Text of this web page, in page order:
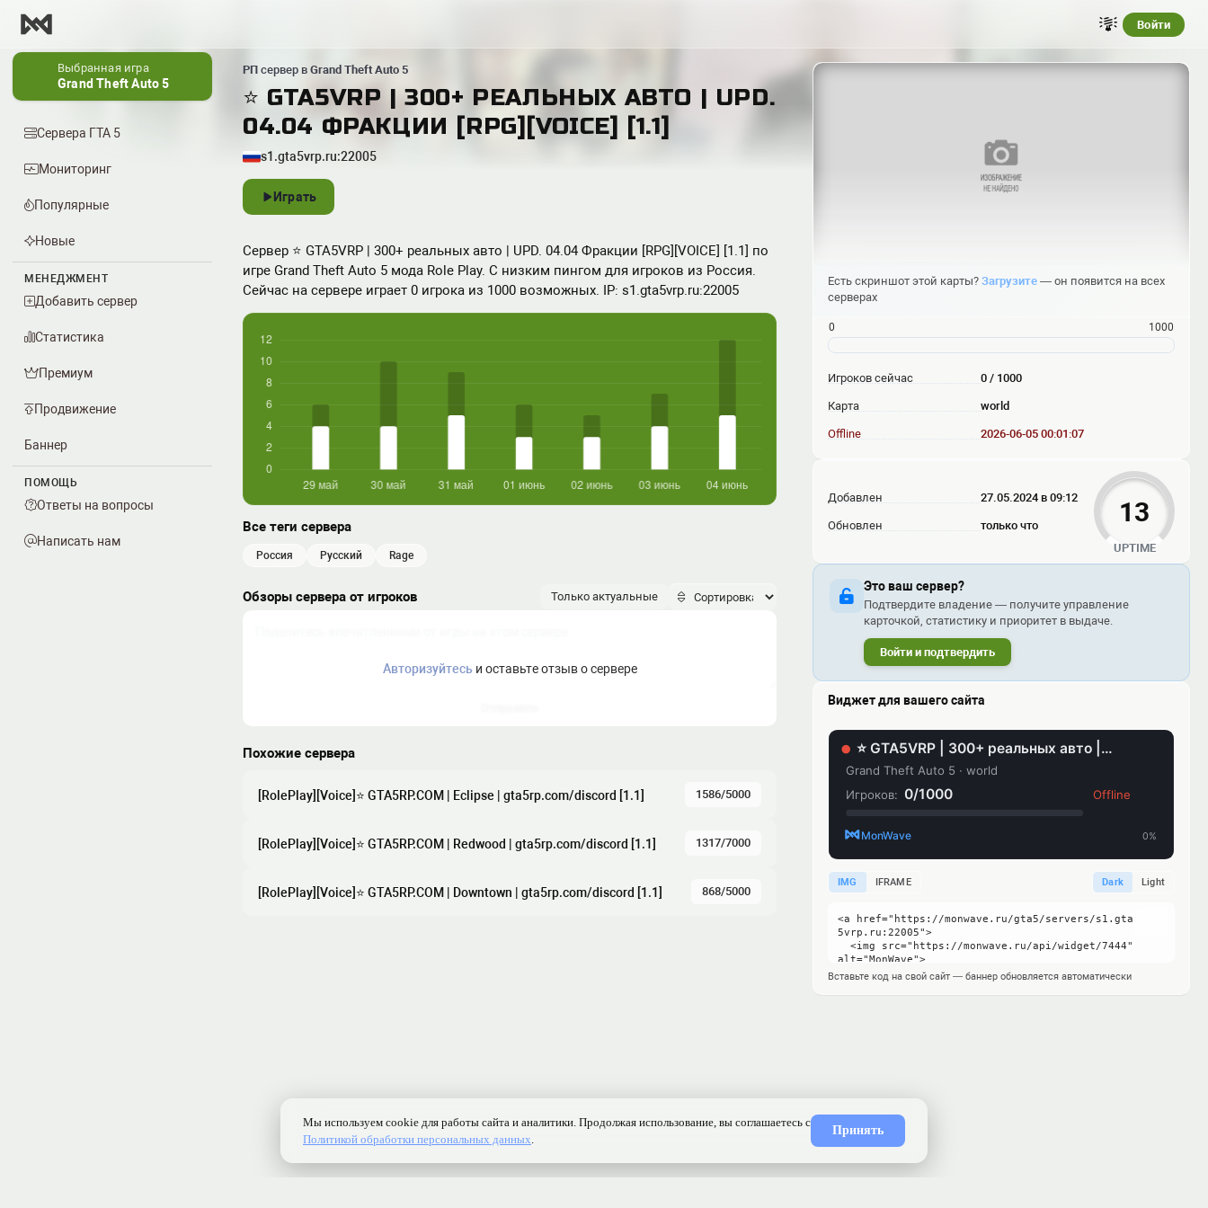
Войти
Выбранная игра
Grand Theft Auto 5
Сервера ГТА 5
Мониторинг
Популярные
Новые
МЕНЕДЖМЕНТ
Добавить сервер
Статистика
Премиум
Продвижение
Баннер
ПОМОЩЬ
Ответы на вопросы
Написать нам
РП сервер в Grand Theft Auto 5
⭐ GTA5VRP | 300+ РЕАЛЬНЫХ АВТО | UPD.
04.04 ФРАКЦИИ [RPG][VOICE] [1.1]
s1.gta5vrp.ru:22005
Играть
Сервер ⭐ GTA5VRP | 300+ реальных авто | UPD. 04.04 Фракции [RPG][VOICE] [1.1] по
игре Grand Theft Auto 5 мода Role Play. С низким пингом для игроков из Россия.
Сейчас на сервере играет 0 игрока из 1000 возможных. IP: s1.gta5vrp.ru:22005
Все теги сервера
россия русский rage
Обзоры сервера от игроков Только актуальные
Авторизуйтесьи оставьте отзыв о сервере
Похожие сервера
[RolePlay][Voice]⭐ GTA5RP.COM | Eclipse | gta5rp.com/discord [1.1] 1586/5000
[RolePlay][Voice]⭐ GTA5RP.COM | Redwood | gta5rp.com/discord [1.1] 1317/7000
[RolePlay][Voice]⭐ GTA5RP.COM | Downtown | gta5rp.com/discord [1.1] 868/5000
Есть скриншот этой карты? Загрузите — он появится на всех
серверах
0 1000
Игроков сейчас 0 / 1000
Карта world
Offline 2026-06-05 00:01:07
Добавлен 27.05.2024 в 09:12
Обновлен только что 13
UPTIME
Это ваш сервер?
Подтвердите владение — получите управление
карточкой, статистику и приоритет в выдаче.
Войти и подтвердить
Виджет для вашего сайта
IMG IFRAME Dark Light
Вставьте код на свой сайт — баннер обновляется автоматически